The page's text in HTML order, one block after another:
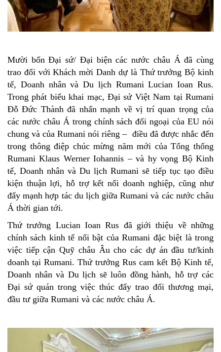
Mười bốn Đại sứ/ Đại biện các nước châu Á đã cùng
trao đổi với Khách mời Danh dự là Thứ trưởng Bộ kinh
tế, Doanh nhân và Du lịch Rumani Lucian Ioan Rus.
Trong phát biểu khai mạc, Đại sứ Việt Nam tại Rumani
Đỗ Đức Thành đã nhấn mạnh về vị trí quan trọng của
các nước châu Á trong chính sách đối ngoại của EU nói
chung và của Rumani nói riêng – điều đã được nhắc đến
trong thông điệp chúc mừng năm mới của Tổng thống
Rumani Klaus Werner Iohannis – và hy vọng Bộ Kinh
tế, Doanh nhân và Du lịch Rumani sẽ tiếp tục tạo điều
kiện thuận lợi, hỗ trợ kết nối doanh nghiệp, cũng như
đẩy mạnh hợp tác du lịch giữa Rumani và các nước châu
Á thời gian tới.
Thứ trưởng Lucian Ioan Rus đã giới thiệu về những
chính sách kinh tế nổi bật của Rumani đặc biệt là trong
việc tiếp cận Quỹ châu Âu cho các dự án đầu tư/kinh
doanh tại Rumani. Thứ trưởng Rus cam kết Bộ Kinh tế,
Doanh nhân và Du lịch sẽ luôn đồng hành, hỗ trợ các
Đại sứ quán trong việc thúc đẩy trao đổi thương mại,
đầu tư giữa Rumani và các nước châu Á.